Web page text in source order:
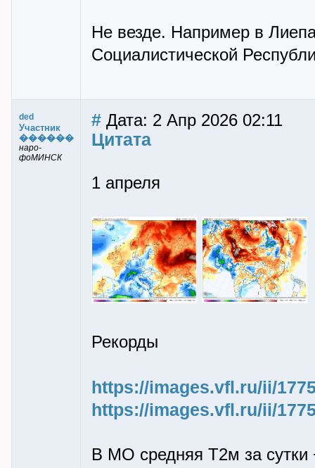
Не везде. Например в
Социалистической
ded
Участник
������
наро-
фоМИНСК
# Дата: 2 Апр 2026 02:11
Цитата
1 апреля
Рекорды
https://images.vfl.ru/ii/
https://images.vfl.ru/ii/
В МО средняя Т2м за